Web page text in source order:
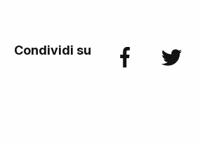
Condividi su